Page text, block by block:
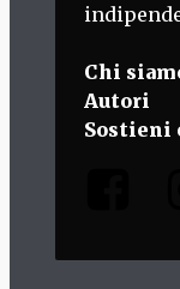
Chi
Autori
Sostieni